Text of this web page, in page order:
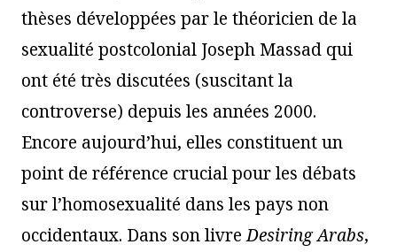
thèses développées par le théoricien de la
sexualité postcolonial Joseph Massad qui
ont été très discutées (suscitant la
controverse) depuis les années 2000.
Encore aujourd’hui, elles constituent un
point de référence crucial pour les débats
sur l’homosexualité dans les pays non
occidentaux. Dans son livreDesiring Arabs,